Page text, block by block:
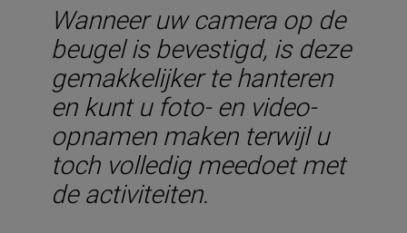
Wanneer uw camera op de
beugel is bevestigd, is deze
gemakkelijker te hanteren
en kunt u foto- en video-
opnamen maken terwijl u
toch volledig meedoet met
de activiteiten.